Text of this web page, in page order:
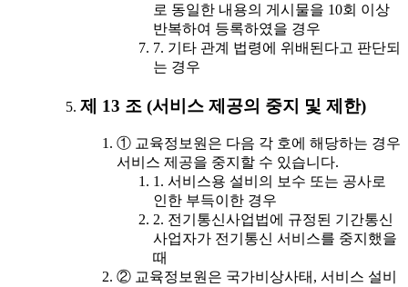
로 동일한 내용의 게시물을 10회 이상
반복하여 등록하였을 경우
7. 기타 관계 법령에 위배된다고 판단되
는 경우
제 13 조 (서비스 제공의 중지 및 제한)
① 교육정보원은 다음 각 호에 해당하는 경우
서비스 제공을 중지할 수 있습니다.
1. 서비스용 설비의 보수 또는 공사로
인한 부득이한 경우
2. 전기통신사업법에 규정된 기간통신
사업자가 전기통신 서비스를 중지했을
때
② 교육정보원은 국가비상사태, 서비스 설비